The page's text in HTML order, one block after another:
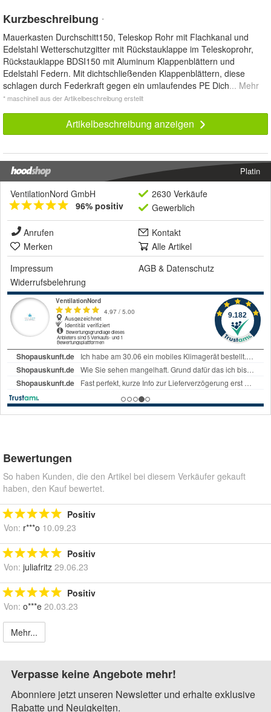
Kurzbeschreibung *
Mauerkasten Durchschitt150, Teleskop Rohr mit Flachkanal und
Edelstahl Wetterschutzgitter mit Rückstauklappe im Teleskoprohr,
Rückstauklappe BDSI150 mit Aluminum Klappenblättern und
Edelstahl Federn. Mit dichtschließenden Klappenblättern, diese
schlagen durch Federkraft gegen ein umlaufendes PE Dich... Mehr
* maschinell aus der Artikelbeschreibung erstellt
Artikelbeschreibung anzeigen
Platin
VentilationNord GmbH
96% positiv
2630 Verkäufe
Gewerblich
Anrufen
Kontakt
Merken
Alle Artikel
Impressum
AGB & Datenschutz
Widerrufsbelehrung
Bewertungen
So haben Kunden, die den Artikel bei diesem Verkäufer gekauft
haben, den Kauf bewertet.
Positiv
Von: r***o 10.09.23
Positiv
Von: juliafritz 29.06.23
Positiv
Von: o***e 20.03.23
Mehr...
Verpasse keine Angebote mehr!
Abonniere jetzt unseren Newsletter und erhalte exklusive
Rabatte und Neuigkeiten.